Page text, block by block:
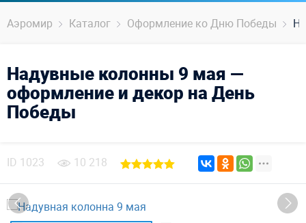
Аэромир Каталог Оформление ко Дню Победы
Надувные колонны 9 мая —
оформление и декор на День
Победы
ID 1023 10 218